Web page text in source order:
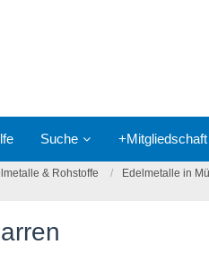
Suche +Mitgliedschaft
& Rohstoffe
Edelmetalle in